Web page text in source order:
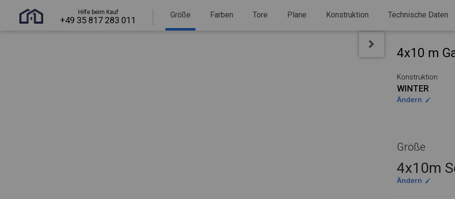
Hilfe beim Kauf
+49 35 817 283 011
Größe Farben Tore Plane Konstruktion Technische Daten
4x10 m
Konstruktion
WINTER
Ändern
Größe
4x10m
Ändern